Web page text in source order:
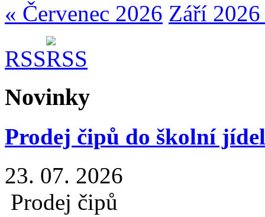
« Červenec 2026 Září
RSS
Novinky
Prodej čipů do školní
23. 07. 2026
Prodej čipů